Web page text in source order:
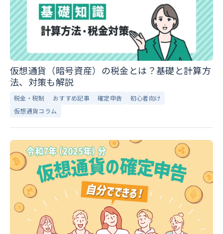
仮想通貨（暗号資産）の税金とは？基礎と計算方
法、対策も解説
税金・税制 おすすめ記事 確定申告
初心者向け
仮想通貨コラム